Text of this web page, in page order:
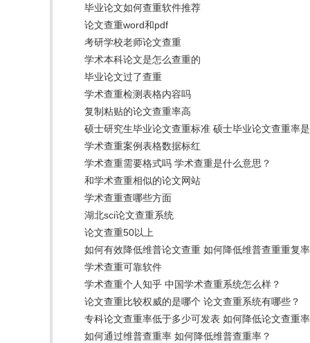
毕业论文如何查重软件推荐
论文查重word和pdf
考研学校老师论文查重
学术本科论文是怎么查重的
毕业论文过了查重
学术查重检测表格内容吗
复制粘贴的论文查重率高
硕士研究生毕业论文查重标准 硕士毕业论文查重率
学术查重案例表格数据标红
学术查重需要格式吗 学术查重是什么意思？
和学术查重相似的论文网站
学术查重查哪些方面
湖北sci论文查重系统
论文查重50以上
如何有效降低维普论文查重 如何降低维普查重重复率
学术查重可靠软件
学术查重个人知乎 中国学术查重系统怎么样？
论文查重比较权威的是哪个 论文查重系统有哪些？
专科论文查重率低于多少可发表 如何降低论文查重率
如何通过维普查重率 如何降低维普查重率？